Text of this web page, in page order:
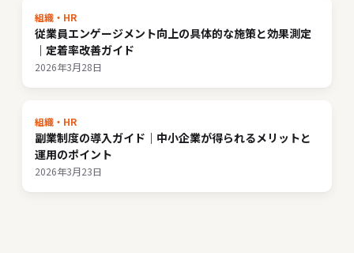
組織・HR
従業員エンゲージメント向上の具体的な施策と効果測定
｜定着率改善ガイド
2026年3月28日
組織・HR
副業制度の導入ガイド｜中小企業が得られるメリットと
運用のポイント
2026年3月23日